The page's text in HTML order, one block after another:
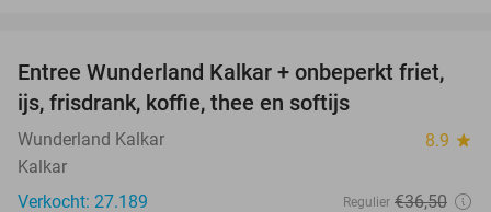
32%
Entree Wunderland Kalkar + onbeperkt friet,
ijs, frisdrank, koffie, thee en softijs
Wunderland Kalkar 8.9 star
Kalkar
Verkocht: 27.189
Regulier €36,50